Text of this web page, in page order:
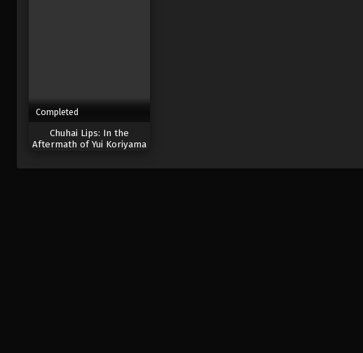
Completed
Chuhai Lips: In the
Aftermath of Yui Koriyama